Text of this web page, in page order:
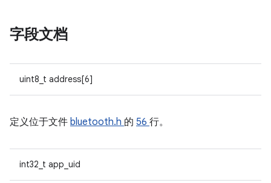
字段文档
uint8_t address[6]
定义位于文件 bluetooth.h 的 56 行。
int32_t app_uid